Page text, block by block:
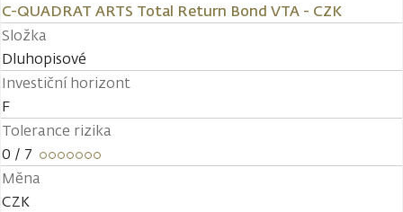
C-QUADRAT ARTS Total Return Bond VTA - CZK
Složka
Dluhopisové
Investiční horizont
F
Tolerance rizika
0 / 7
Měna
CZK